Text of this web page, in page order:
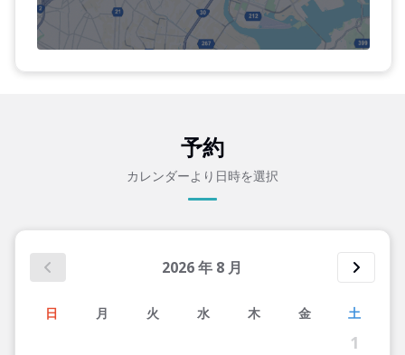
予約
カレンダーより日時を選択
2026年 8 月
日 月 火 水 木 金 土
1